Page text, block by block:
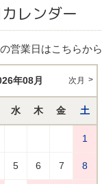
レンダー
営業日はこちらから